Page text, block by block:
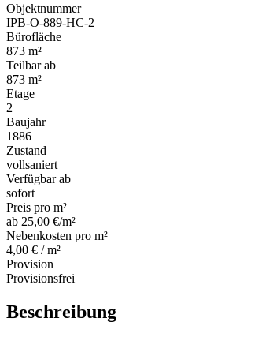
Objektnummer
IPB-O-889-HC-2
Bürofläche
873 m²
Teilbar ab
873 m²
Etage
2
Baujahr
1886
Zustand
vollsaniert
Verfügbar ab
sofort
Preis pro m²
ab 25,00 €/m²
Nebenkosten pro m²
4,00 € / m²
Provision
Provisionsfrei
Beschreibung